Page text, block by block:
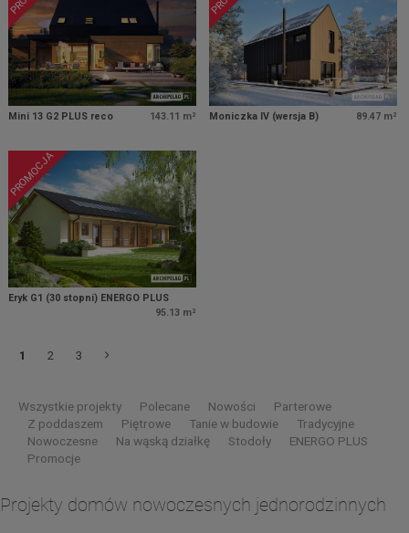
Mini 13 G2 PLUS reco 143.11 m² Moniczka IV (wersja B) 89.47 m²
PROMOCJA
Eryk G1 (30 stopni) ENERGO PLUS
95.13 m²
1 2 3
Wszystkie projekty Polecane Nowości
Parterowe
Z poddaszem
Piętrowe Tanie w budowie
Tradycyjne
Nowoczesne
Na wąską działkę Stodoły
ENERGO PLUS
Promocje
Projekty domów nowoczesnych jednorodzinnych